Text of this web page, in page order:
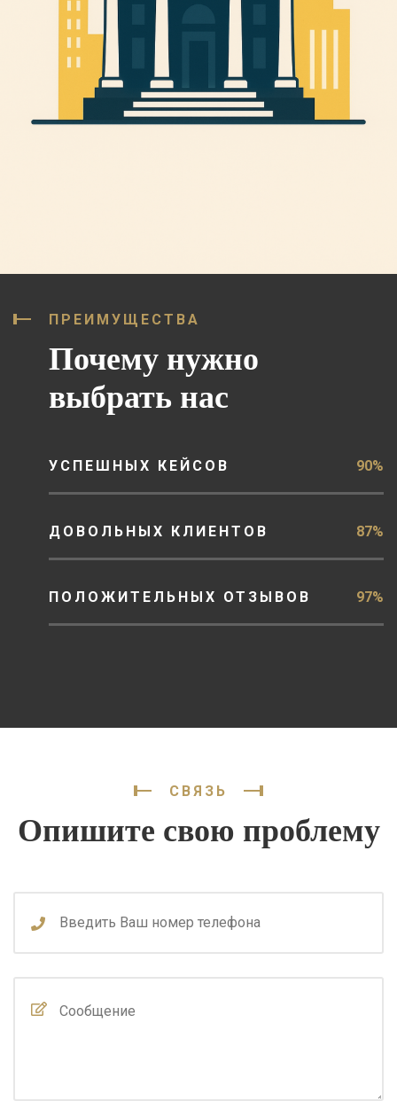
ПРЕИМУЩЕСТВА
Почему нужно
выбрать нас
УСПЕШНЫХ КЕЙСОВ 90%
ДОВОЛЬНЫХ КЛИЕНТОВ 87%
ПОЛОЖИТЕЛЬНЫХ ОТЗЫВОВ 97%
СВЯЗЬ
Опишите свою проблему